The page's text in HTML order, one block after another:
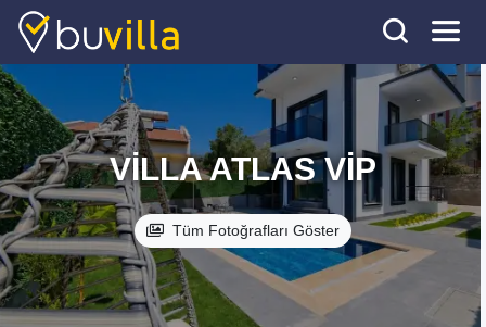
VILLA ATLAS VIP
Tüm Fotoğrafları Göster